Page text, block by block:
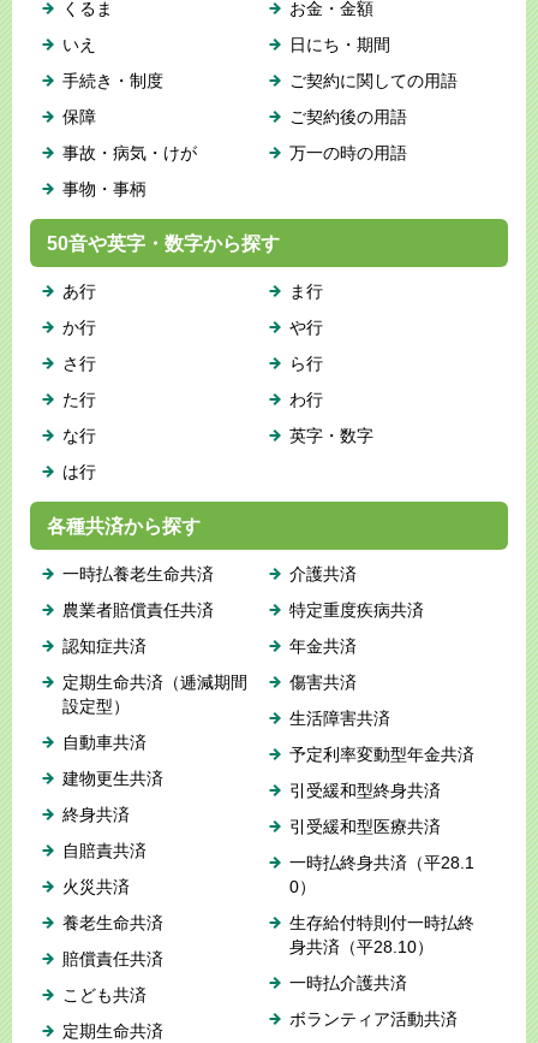
くるま
いえ
手続き・制度
保障
事故・病気・けが
事物・事柄
お金・金額
日にち・期間
ご契約に関しての用語
ご契約後の用語
万一の時の用語
50音や英字・数字から探す
あ行
か行
さ行
た行
な行
は行
ま行
や行
ら行
わ行
英字・数字
各種共済から探す
一時払養老生命共済
農業者賠償責任共済
認知症共済
定期生命共済（逓減期間
設定型）
自動車共済
建物更生共済
終身共済
自賠責共済
火災共済
養老生命共済
賠償責任共済
こども共済
定期生命共済
介護共済
特定重度疾病共済
年金共済
傷害共済
生活障害共済
予定利率変動型年金共済
引受緩和型終身共済
引受緩和型医療共済
一時払終身共済（平28.1
0）
生存給付特則付一時払終
身共済（平28.10）
一時払介護共済
ボランティア活動共済